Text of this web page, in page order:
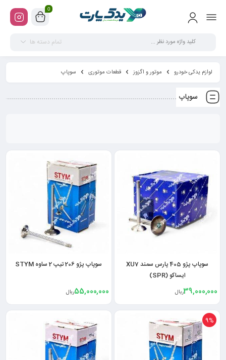
0
تمام دسته ها
لوازم یدکی خودرو موتور و اگزوز قطعات موتوری سوپاپ
سوپاپ
سوپاپ پژو 405 پارس سمند XU7
ایساکو (SPR)
39,000,000ریال
سوپاپ پژو 206 تیپ 2 ساوه STYM
55,000,000ریال
9%